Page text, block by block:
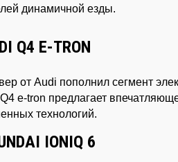
динамичной езды.
Q4 E-TRON
от Audi пополнил сегмент
e-tron предлагает
технологий.
IONIQ 6